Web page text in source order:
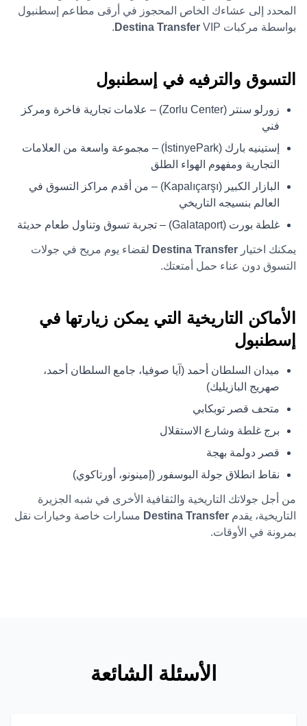
المحدد إلى عشاءك الخاص المحجوز في أرقى مطاعم إسطنبول
بواسطة مركبات
Destina Transfer VIP.
التسوق والترفيه في إسطنبول
زورلو سنتر (Zorlu Center) – علامات تجارية فاخرة ومركز
فني
إستينيه بارك (İstinyePark) – مجموعة واسعة من العلامات
التجارية ومفهوم الهواء الطلق
البازار الكبير (Kapalıçarşı) – من أقدم مراكز التسوق في
العالم بنسيجه التاريخي
غلطة بورت (Galataport) – تجربة تسوق وتناول طعام حديثة
يمكنك اختيار Destina Transfer لقضاء يوم مريح في جولات
التسوق دون عناء حمل أمتعتك.
الأماكن التاريخية التي يمكن زيارتها في
إسطنبول
ميدان السلطان أحمد (آيا صوفيا، جامع السلطان أحمد،
صهريج البازيليك)
متحف قصر توبكابي
برج غلطة وشارع الاستقلال
قصر دولمة بهجة
نقاط انطلاق جولة البوسفور (إمينونو، أورتاكوي)
من أجل جولاتك التاريخية والثقافية الأخرى في شبه الجزيرة
التاريخية، يقدم Destina Transfer مسارات خاصة وخيارات نقل
بمرونة في الأوقات.
الأسئلة الشائعة